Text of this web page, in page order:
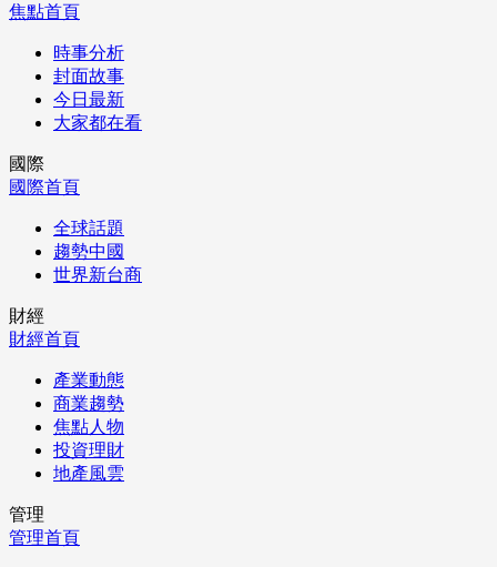
焦點首頁
時事分析
封面故事
今日最新
大家都在看
國際
國際首頁
全球話題
趨勢中國
世界新台商
財經
財經首頁
產業動態
商業趨勢
焦點人物
投資理財
地產風雲
管理
管理首頁